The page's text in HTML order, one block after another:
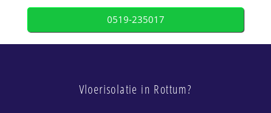
0519-235017
Vloerisolatie in Rottum?